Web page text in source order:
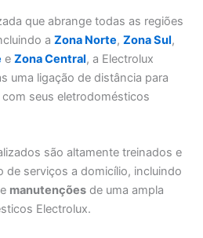
que abrange todas as regiões
aZona Norte,Zona Sul,
eZona Central, a Electrolux
uma ligação de distância para
seus eletrodomésticos
são altamente treinados e
de serviços a domicílio, incluindo
e manutenções de uma ampla
Electrolux.